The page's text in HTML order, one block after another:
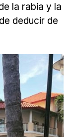
la rabia y la
deducir de